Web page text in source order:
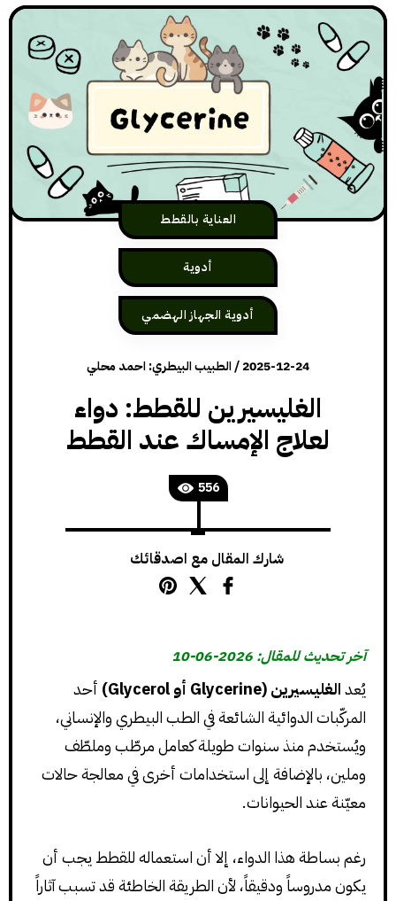
العناية بالقطط
أدوية
أدوية الجهاز الهضمي
2025-12-24
/الطبيب البيطري: احمد محلي
الغليسيرين للقطط: دواء
لعلاج الإمساك عند القطط
556
شارك المقال مع اصدقائك
آخر تحديث للمقال: 2026-06-10
يُعدالغليسيرين (Glycerine أو Glycerol)
أحد
المركّبات الدوائية الشائعة في الطب البيطري والإنساني،
ويُستخدم منذ سنوات طويلة كعامل مرطّب وملطّف
وملين، بالإضافة إلى استخدامات أخرى في معالجة حالات
معيّنة عند الحيوانات.
رغم بساطة هذا الدواء، إلا أن استعماله للقطط يجب أن
يكون مدروساً ودقيقاً، لأن الطريقة الخاطئة قد تسبب آثاراً